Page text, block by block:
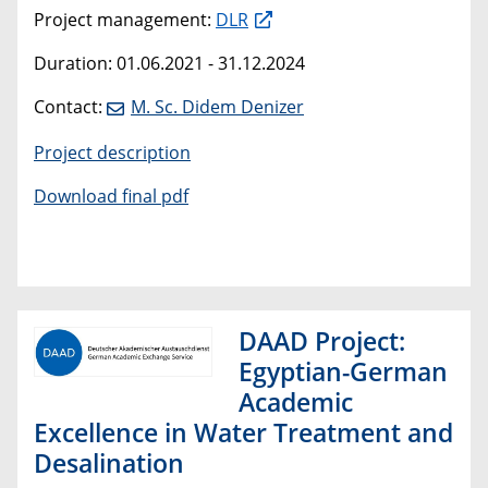
Project management: DLR
Duration: 01.06.2021 - 31.12.2024
Contact:
M. Sc. Didem Denizer
Project description
Download final pdf
DAAD Project:
Egyptian-German
Academic
Excellence in Water Treatment and
Desalination